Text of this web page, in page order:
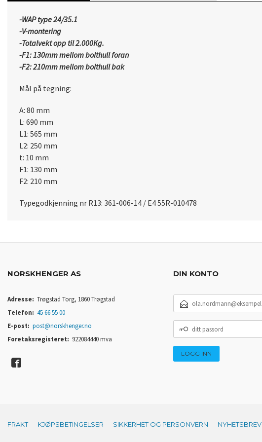
-WAP type 24/35.1
-V-montering
-Totalvekt opp til 2.000Kg.
-F1: 130mm mellom bolthull foran
-F2: 210mm mellom bolthull bak
Mål på tegning:
A: 80 mm
L: 690 mm
L1: 565 mm
L2: 250 mm
t: 10 mm
F1: 130 mm
​F2: 210 mm
Typegodkjenning nr R13: 361-006-14 / E4 55R-010478
NORSKHENGER AS
Adresse: Trøgstad Torg, 1860 Trøgstad
Telefon: 45 66 55 00
E-post: post@norskhenger.no
Foretaksregisteret: 922084440 mva
DIN KONTO
POSTADRESSE
PASSORD
FRAKT KJØPSBETINGELSER SIKKERHET OG PERSONVERN NYHETSBREV